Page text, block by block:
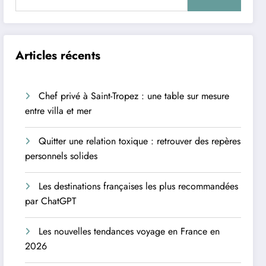
Articles récents
Chef privé à Saint-Tropez : une table sur mesure
entre villa et mer
Quitter une relation toxique : retrouver des repères
personnels solides
Les destinations françaises les plus recommandées
par ChatGPT
Les nouvelles tendances voyage en France en
2026